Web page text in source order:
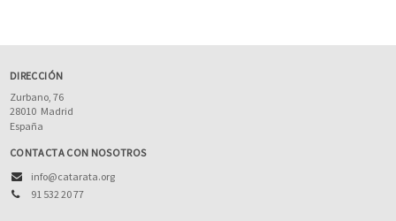
DIRECCIÓN
Zurbano, 76
28010 Madrid
España
CONTACTA CON NOSOTROS
info@catarata.org
91 532 20 77